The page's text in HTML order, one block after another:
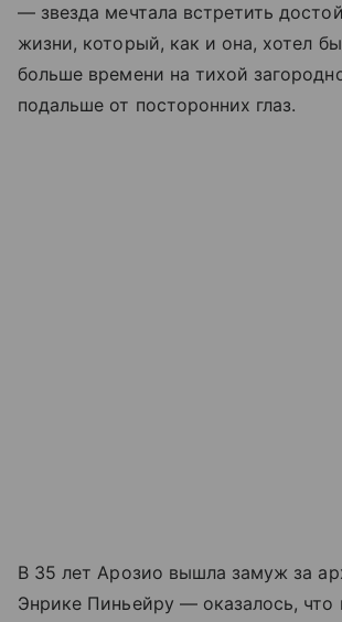
— звезда мечтала встретить
жизни, который, как и она, хотел
больше времени на тихой
подальше от посторонних глаз.
В 35 лет Арозио вышла замуж за
Энрике Пиньейру — оказалось, что